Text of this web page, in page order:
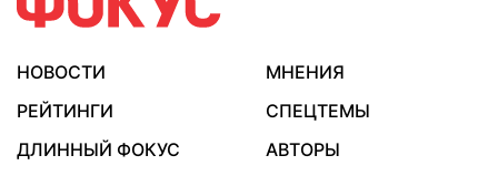
НОВОСТИ
МНЕНИЯ
РЕЙТИНГИ
СПЕЦТЕМЫ
ДЛИННЫЙ ФОКУС
АВТОРЫ